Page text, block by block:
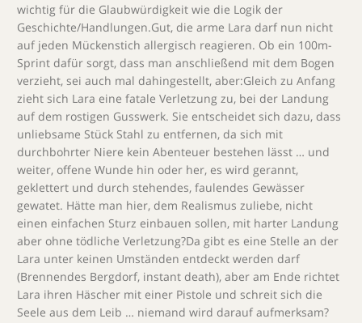
wichtig für die Glaubwürdigkeit wie die Logik der
Geschichte/Handlungen.Gut, die arme Lara darf nun nicht
auf jeden Mückenstich allergisch reagieren. Ob ein 100m-
Sprint dafür sorgt, dass man anschließend mit dem Bogen
verzieht, sei auch mal dahingestellt, aber:Gleich zu Anfang
zieht sich Lara eine fatale Verletzung zu, bei der Landung
auf dem rostigen Gusswerk. Sie entscheidet sich dazu, dass
unliebsame Stück Stahl zu entfernen, da sich mit
durchbohrter Niere kein Abenteuer bestehen lässt … und
weiter, offene Wunde hin oder her, es wird gerannt,
geklettert und durch stehendes, faulendes Gewässer
gewatet. Hätte man hier, dem Realismus zuliebe, nicht
einen einfachen Sturz einbauen sollen, mit harter Landung
aber ohne tödliche Verletzung?Da gibt es eine Stelle an der
Lara unter keinen Umständen entdeckt werden darf
(Brennendes Bergdorf, instant death), aber am Ende richtet
Lara ihren Häscher mit einer Pistole und schreit sich die
Seele aus dem Leib … niemand wird darauf aufmerksam?